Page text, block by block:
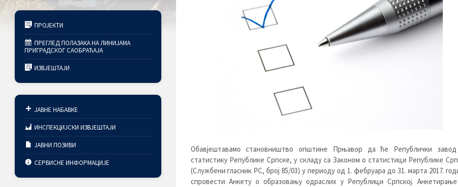
Обавјештавамо становништво општине Прњавор да ће Републички
статистику Републике Српске, у складу са Законом о статистици Републике
(Службени гласник РС, број 85/03) у периоду од 1. фебруара до 31. марта 2017.
спровести Анкету о образовању одраслих у Републици Српској.
ПРОЈЕКТИ
ПРЕГЛЕД ПОЛАЗАКА НА ЛИНИЈАМА
ПРИГРАДСКОГ САОБРАЋАЈА
ИЗВЈЕШТАЈИ
ЈАВНЕ НАБАВКЕ
ИНСПЕКЦИЈСКИ ИЗВЈЕШТАЈИ
ЈАВНИ ПОЗИВИ
СЕРВИСНЕ ИНФОРМАЦИЈЕ